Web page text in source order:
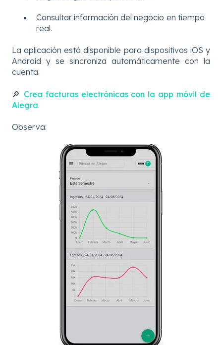
Consultar información del negocio en tiempo
real.
La aplicación está disponible para dispositivos iOS y
Android y se sincroniza automáticamente con la
cuenta.
🔎 Crea facturas electrónicas con la app móvil de
Alegra.
Observa: